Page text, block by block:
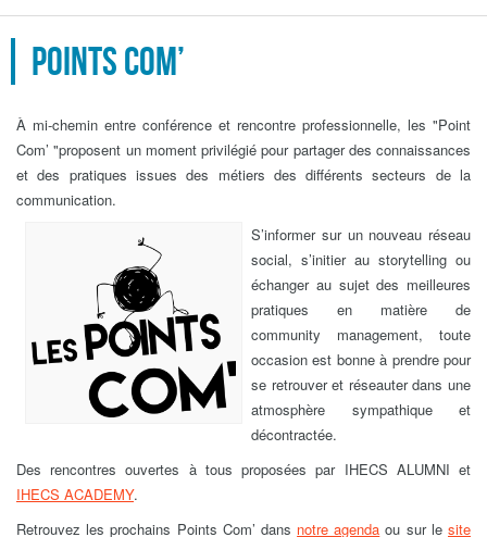
Points COM’
À mi-chemin entre conférence et rencontre professionnelle, les "Point
Com’ "proposent un moment privilégié pour partager des connaissances
et des pratiques issues des métiers des différents secteurs de la
communication.
S’informer sur un nouveau réseau
social, s’initier au storytelling ou
échanger au sujet des meilleures
pratiques en matière de
community management, toute
occasion est bonne à prendre pour
se retrouver et réseauter dans une
atmosphère sympathique et
décontractée.
Des rencontres ouvertes à tous proposées par IHECS ALUMNI et
IHECS ACADEMY.
Retrouvez les prochains Points Com’ dans notre agenda ou sur lesite